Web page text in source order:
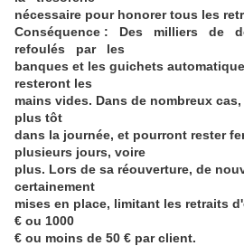
nécessaire pour honorer tous les
Conséquence : Des milliers de
refoulés par les
banques et les guichets
resteront les
mains vides. Dans de nombreux
plus tôt
dans la journée, et pourront rester
plusieurs jours, voire
plus. Lors de sa réouverture, de
certainement
mises en place, limitant les retraits
€ ou 1000
€ ou moins de 50 € par client.